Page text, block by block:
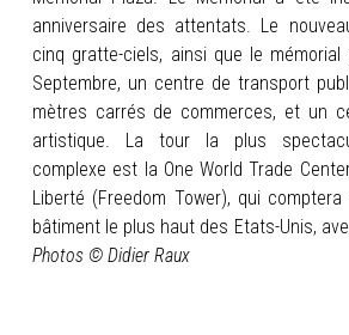
anniversaire des attentats. Le
cinq gratte-ciels, ainsi que le
Septembre, un centre de transport
mètres carrés de commerces, et un
artistique. La tour la plus
complexe est la One World Trade
Liberté (Freedom Tower), qui
bâtiment le plus haut des Etats-Unis,
Photos © Didier Raux